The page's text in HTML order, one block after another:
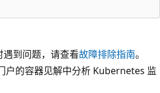
到问题，请查看故障排除指南。
户的容器见解中分析 Kubernetes 监